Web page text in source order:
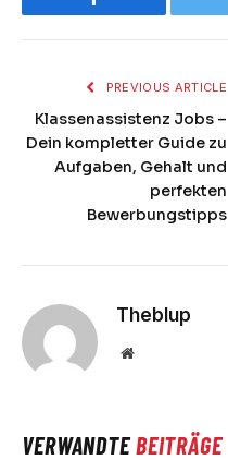
Facebook
PREVIOUS ARTICLE
Klassenassistenz Jobs –
Dein kompletter Guide zu
Aufgaben, Gehalt und
perfekten
Bewerbungstipps
Theblup
Website
VERWANDTEBEITRÄGE